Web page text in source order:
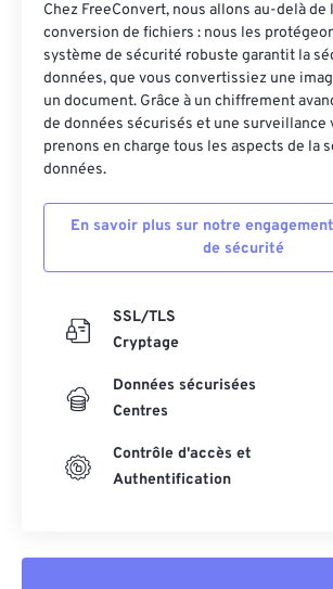
Chez FreeConvert, nous allons au-delà de
conversion de fichiers : nous les
système de sécurité robuste garantit la
données, que vous convertissiez une
un document. Grâce à un chiffrement
de données sécurisés et une surveillance
prenons en charge tous les aspects de la
données.
En savoir plus sur notre
de sécurité
SSL/TLS
Cryptage
Données sécurisées
Centres
Contrôle d'accès et
Authentification